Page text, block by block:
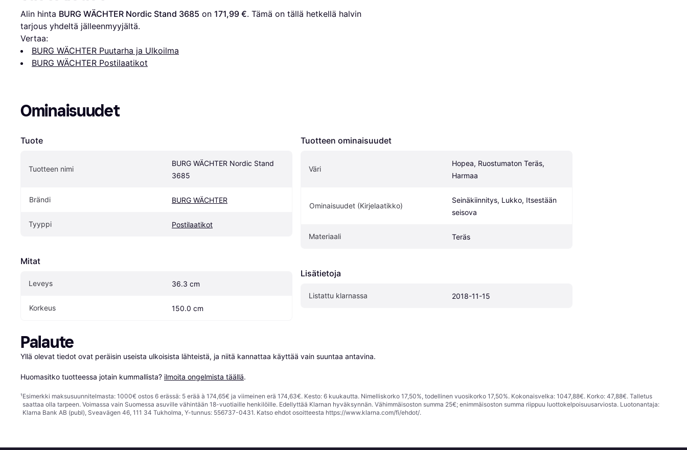
Alin hinta BURG WÄCHTER Nordic Stand 3685 on 171,99 €. Tämä on tällä hetkellä halvin
tarjous yhdeltä jälleenmyyjältä.
Vertaa:
BURG WÄCHTER Puutarha ja Ulkoilma
BURG WÄCHTER Postilaatikot
Ominaisuudet
Tuote
Tuotteen nimi
BURG WÄCHTER Nordic Stand
3685
Brändi BURG WÄCHTER
Tyyppi Postilaatikot
Mitat
Leveys 36.3 cm
Korkeus 150.0 cm
Tuotteen ominaisuudet
Väri
Hopea, Ruostumaton Teräs,
Harmaa
Ominaisuudet (Kirjelaatikko)
Seinäkiinnitys, Lukko, Itsestään
seisova
Materiaali Teräs
Lisätietoja
Listattu klarnassa 2018-11-15
Palaute
Yllä olevat tiedot ovat peräisin useista ulkoisista lähteistä, ja niitä kannattaa käyttää vain suuntaa antavina.
Huomasitko tuotteessa jotain kummallista? ilmoita ongelmista täällä.
¹Esimerkki maksusuunnitelmasta: 1000€ ostos 6 erässä: 5 erää à 174,65€ ja viimeinen erä 174,63€. Kesto: 6 kuukautta. Nimelliskorko 17,50%, todellinen vuosikorko 17,50%. Kokonaisvelka: 1047,88€. Korko: 47,88€. Talletus
saattaa olla tarpeen. Voimassa vain Suomessa asuville vähintään 18-vuotiaille henkilöille. Edellyttää Klarnan hyväksynnän. Vähimmäisoston summa 25€; enimmäisoston summa riippuu luottokelpoisuusarviosta. Luotonantaja:
Klarna Bank AB (publ), Sveavägen 46, 111 34 Tukholma, Y-tunnus: 556737-0431. Katso ehdot osoitteesta https://www.klarna.com/fi/ehdot/.